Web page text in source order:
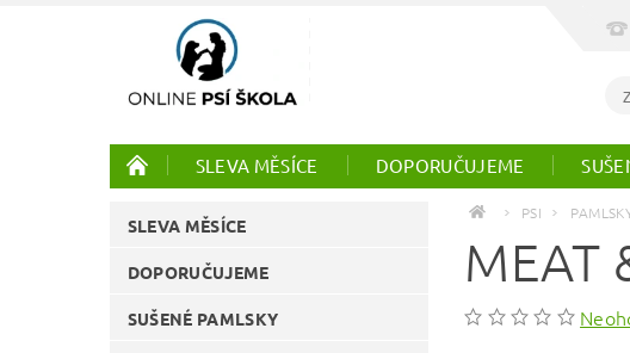
SLEVA MĚSÍCE DOPORUČUJEME
SLEVA MĚSÍCE
DOPORUČUJEME
SUŠENÉ PAMLSKY
PSI
MEAT